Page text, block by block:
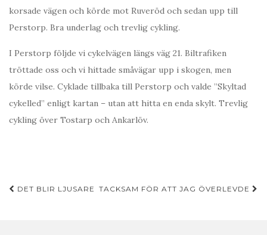
korsade vägen och körde mot Ruveröd och sedan upp till
Perstorp. Bra underlag och trevlig cykling.
I Perstorp följde vi cykelvägen längs väg 21. Biltrafiken
tröttade oss och vi hittade småvägar upp i skogen, men
körde vilse. Cyklade tillbaka till Perstorp och valde ”Skyltad
cykelled” enligt kartan – utan att hitta en enda skylt. Trevlig
cykling över Tostarp och Ankarlöv.
Inläggsnavigering
DET BLIR LJUSARE TACKSAM FÖR ATT JAG ÖVERLEVDE